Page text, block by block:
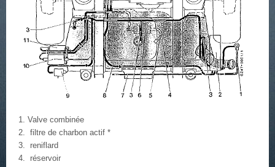
Valve combinée
filtre de charbon actif *
reniflard
réservoir